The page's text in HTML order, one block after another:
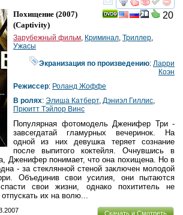
смотреть
20
Похищение (2007)
(Captivity)
Зарубежный фильм, Криминал, Триллер,
Ужасы
Экранизация по произведению:Ларри
Коэн
Режиссер: Роланд Жоффе
В ролях: Элиша Катберт, Дэниэл Гиллис,
Прюитт Тэйлор Винс
Популярная фотомодель Дженифер Три -
завсегдатай гламурных вечеринок. На
одной из них девушка теряет сознание
после выпитого коктейля. Очнувшись в
Дженифер понимает, что она похищена. Но в
- за стеклянной стеной заключен молодой
Объединив свои усилия, они пытаются
свои жизни, однако похититель не
отпускать их на волю...
Скачать и Смотреть